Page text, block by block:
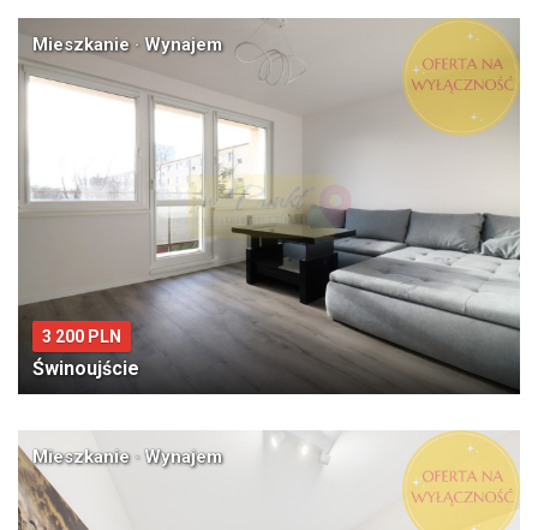
Mieszkanie · Wynajem
3 200 PLN
Świnoujście
Mieszkanie · Wynajem